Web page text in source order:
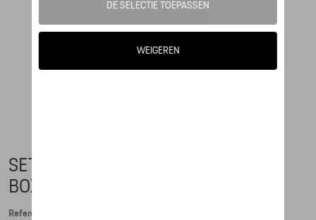
SET VAN 2 MAGNETEN, 718 +
BOXSTER
Referentie: WAP0502070PBXT